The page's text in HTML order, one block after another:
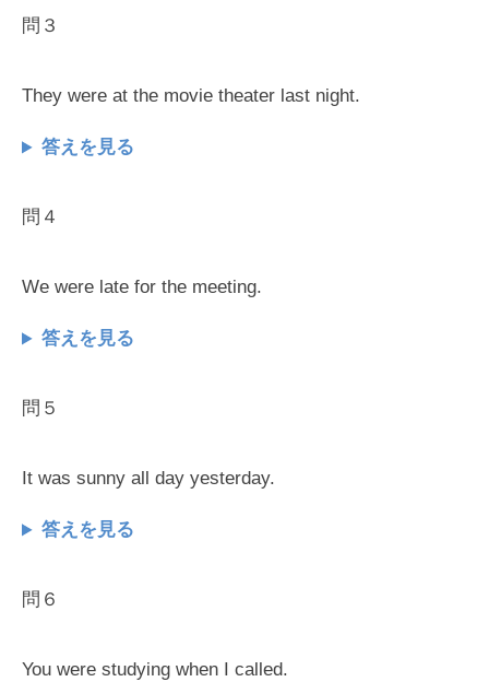
問３
They were at the movie theater last night.
答えを見る
問４
We were late for the meeting.
答えを見る
問５
It was sunny all day yesterday.
答えを見る
問６
You were studying when I called.